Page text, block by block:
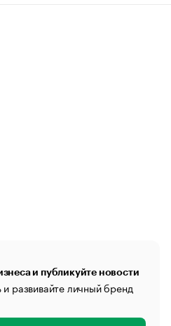
и публикуйте новости
развивайте личный бренд